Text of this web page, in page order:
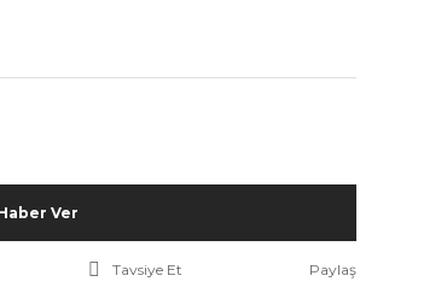
Ver
Tavsiye Et Paylaş